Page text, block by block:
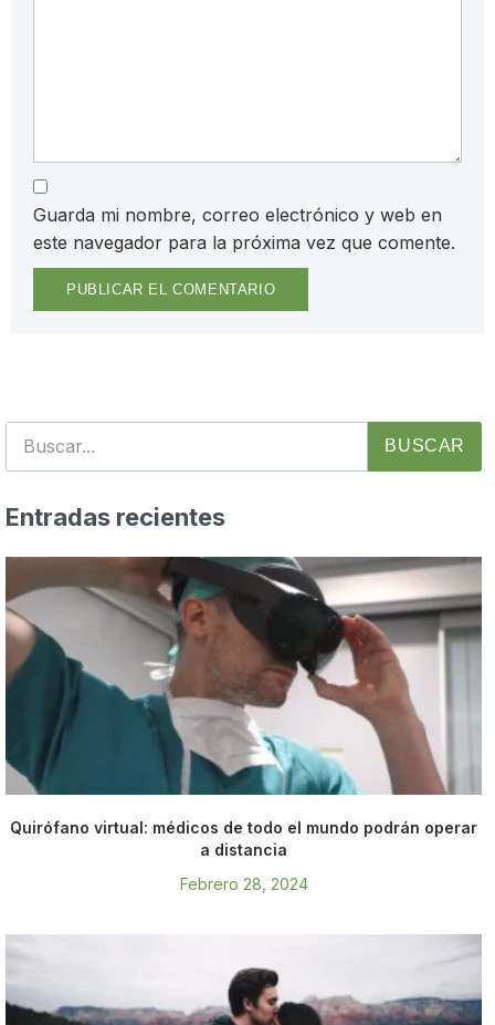
Guarda mi nombre, correo electrónico y web en
este navegador para la próxima vez que comente.
BUSCAR
Entradas recientes
Quirófano virtual: médicos de todo el mundo podrán operar
a distancia
Febrero 28, 2024